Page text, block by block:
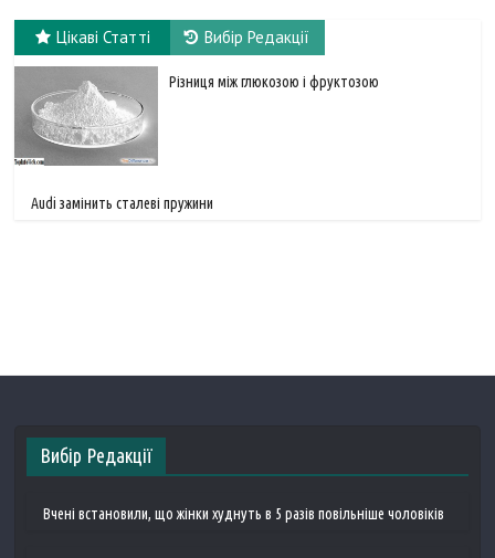
Цікаві Статті Вибір Редакції
Різниця між глюкозою і фруктозою
Audi замінить сталеві пружини
Вибір Редакції
Вчені встановили, що жінки худнуть в 5 разів повільніше чоловіків